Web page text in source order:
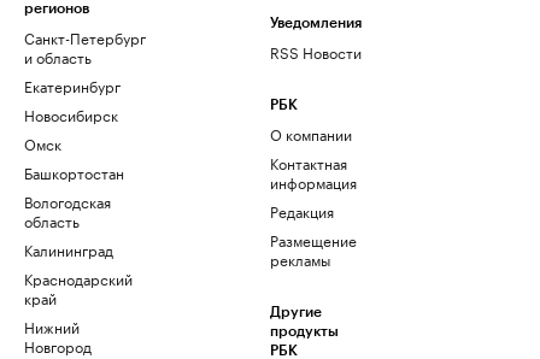
регионов
Санкт-Петербург
и область
Екатеринбург
Новосибирск
Омск
Башкортостан
Вологодская
область
Калининград
Краснодарский
край
Нижний
Новгород
Уведомления
RSS Новости
РБК
О компании
Контактная
информация
Редакция
Размещение
рекламы
Другие
продукты
РБК